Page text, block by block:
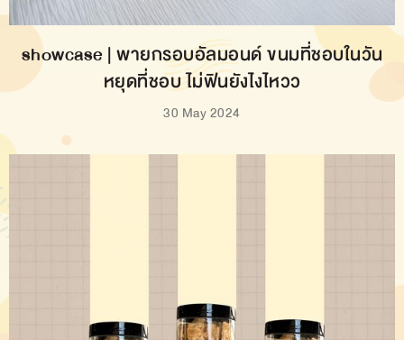
showcase | พายกรอบอัลมอนด์ ขนมที่ชอบในวัน
หยุดที่ชอบ ไม่ฟินยังไงไหวว
30 May 2024